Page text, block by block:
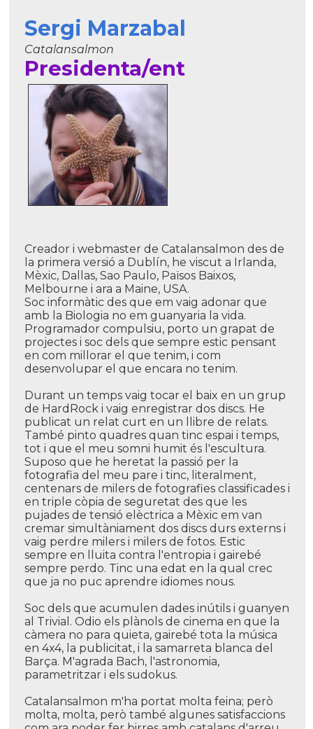
Sergi Marzabal
Catalansalmon
Presidenta/ent
Creador i webmaster de Catalansalmon des de
la primera versió a Dublí­n, he viscut a Irlanda,
Mèxic, Dallas, Sao Paulo, Països Baixos,
Melbourne i ara a Maine, USA.
Soc informàtic des que em vaig adonar que
amb la Biologia no em guanyaria la vida.
Programador compulsiu, porto un grapat de
projectes i soc dels que sempre estic pensant
en com millorar el que tenim, i com
desenvolupar el que encara no tenim.
Durant un temps vaig tocar el baix en un grup
de HardRock i vaig enregistrar dos discs. He
publicat un relat curt en un llibre de relats.
També pinto quadres quan tinc espai i temps,
tot i que el meu somni humit és l'escultura.
Suposo que he heretat la passió per la
fotografia del meu pare i tinc, literalment,
centenars de milers de fotografies classificades i
en triple còpia de seguretat des que les
pujades de tensió elèctrica a Mèxic em van
cremar simultàniament dos discs durs externs i
vaig perdre milers i milers de fotos. Estic
sempre en lluita contra l'entropia i gairebé
sempre perdo. Tinc una edat en la qual crec
que ja no puc aprendre idiomes nous.
Soc dels que acumulen dades inútils i guanyen
al Trivial. Odio els plànols de cinema en que la
càmera no para quieta, gairebé tota la música
en 4x4, la publicitat, i la samarreta blanca del
Barça. M'agrada Bach, l'astronomia,
parametritzar i els sudokus.
Catalansalmon m'ha portat molta feina; però
molta, molta, però també algunes satisfaccions